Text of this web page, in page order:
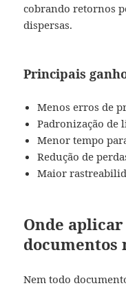
cobrando retornos
dispersas.
Principais
Menos erros de
Padronização de
Menor tempo
Redução de
Maior
Onde
documentos
Nem todo